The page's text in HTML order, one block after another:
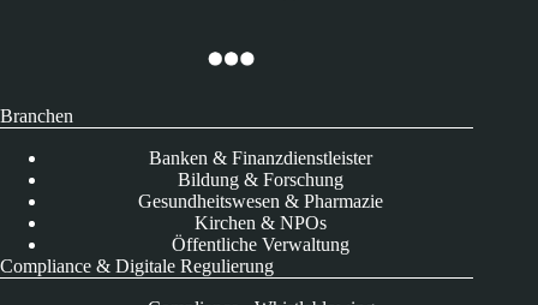
Branchen
Banken & Finanzdienstleister
Bildung & Forschung
Gesundheitswesen & Pharmazie
Kirchen & NPOs
Öffentliche Verwaltung
Compliance & Digitale Regulierung